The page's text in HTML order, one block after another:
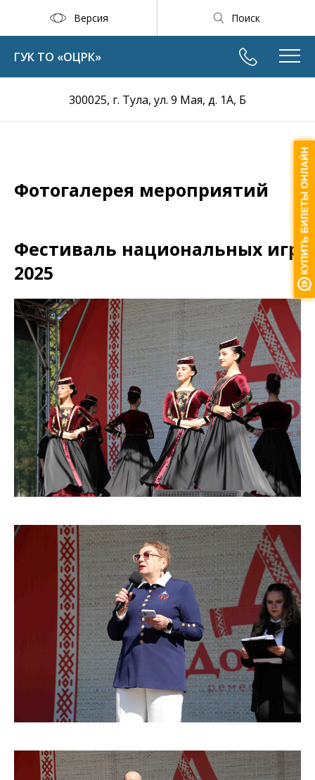
Версия Поиск
300025, г. Тула, ул. 9 Мая, д. 1А, Б
ГУК ТО «ОЦРК»
Фотогалерея мероприятий
Фестиваль национальных игр
2025